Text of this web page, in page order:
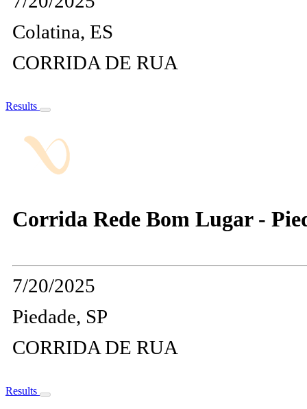
Colatina, ES
CORRIDA DE RUA
Results
Corrida Rede Bom Lugar -
7/20/2025
Piedade, SP
CORRIDA DE RUA
Results